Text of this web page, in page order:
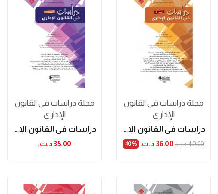
مجلة دراسات في القانون
الإداري
دراسات في القانون الإداري العدد الثالث
35.00 د.ت.‏
مجلة دراسات في القانون
الإداري
دراسات في القانون الإداري عدد 4
40.00 د.ت.‏ 36.00 د.ت.‏ ‎-10%